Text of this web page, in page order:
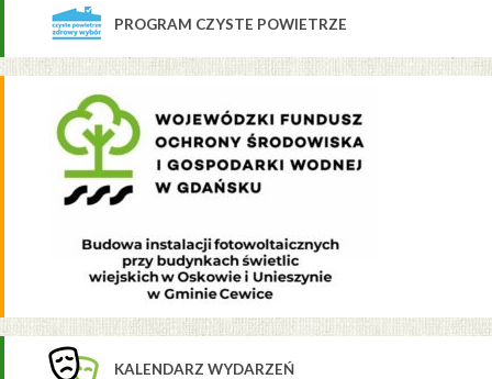
PROGRAM CZYSTE POWIETRZE
KALENDARZ WYDARZEŃ